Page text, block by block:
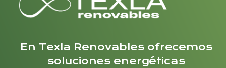
En Texla Renovables ofrecemos
soluciones energéticas